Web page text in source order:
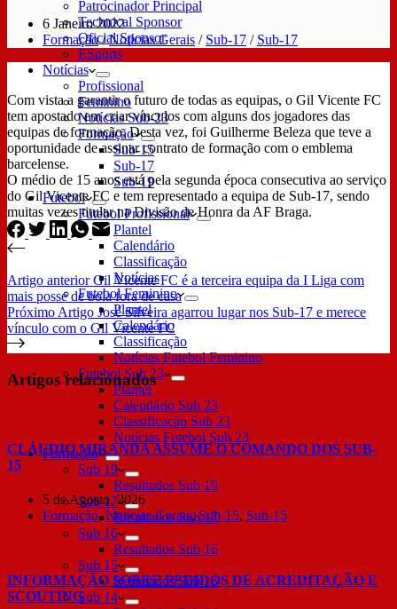
Patrocinador Principal
Technical Sponsor
Oficial Sponsor
ESports
Notícias
Profissional
Feminino
Notícias Sub-23
Formação
Sub-15
Sub-17
Sub-19
Futebol
Futebol Profissional
Plantel
Calendário
Classificação
Notícias
Futebol Feminino
Plantel
Calendário
Classificação
Notícias Futebol Feminino
Futebol Sub 23
Plantel
Calendário Sub 23
Classificação Sub 23
Notícias Futebol Sub 23
Formação
Sub 19
Resultados Sub 19
Sub 17
Resultados Sub 17
Sub 16
Resultados Sub 16
Sub 15
Resultados Sub 15
Sub 14
6 Janeiro 2022
Formação/Notícias Gerais / Sub-17 / Sub-17
Com vista a garantir o futuro de todas as equipas, o Gil Vicente FC
tem apostado em criar vínculos com alguns dos jogadores das
equipas de formação. Desta vez, foi Guilherme Beleza que teve a
oportunidade de assinar contrato de formação com o emblema
barcelense.
O médio de 15 anos está pela segunda época consecutiva ao serviço
do Gil Vicente FC e tem representado a equipa de Sub-17, sendo
muitas vezes titular na Divisão de Honra da AF Braga.
Artigo anteriorGil Vicente FC é a terceira equipa da I Liga com
mais posse de bola fora de casa
Próximo Artigo José Silveira agarrou lugar nos Sub-17 e merece
vínculo com o Gil Vicente FC
Artigos relacionados
CLÁUDIO MIRANDA ASSUME O COMANDO DOS SUB-
15
5 de Agosto, 2026
Formação,Notícias Gerais,Sub-15, Sub-15
INFORMAÇÃO SOBRE PEDIDOS DE ACREDITAÇÃO E
SCOUTING